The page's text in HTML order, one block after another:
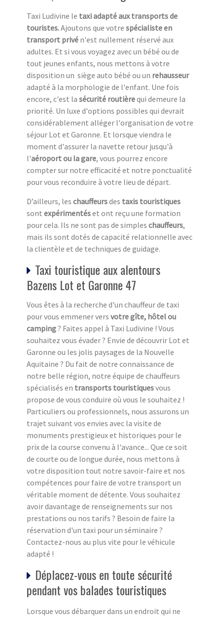
Taxi Ludivine le taxi adapté aux transports de
touristes.Ajoutons que votre spécialiste en
transport privé n'est nullement réservé aux
adultes. Et si vous voyagez avec un bébé ou de
tout jeunes enfants, nous mettons à votre
disposition un siège auto bébé ou un rehausseur
adapté à la morphologie de l'enfant. Une fois
encore, c'est la sécurité routièrequi demeure la
priorité. Un luxe d'options possibles qui devrait
considérablement alléger l'organisation de votre
séjour Lot et Garonne. Et lorsque viendra le
moment d'assurer la navette retour jusqu'à
l'aéroport ou la gare, vous pourrez encore
compter sur notre efficacité et notre ponctualité
pour vous reconduire à votre lieu de départ.
D’ailleurs, les chauffeursdes taxis touristiques
sont expérimentéset ont reçu une formation
pour cela. Ils ne sont pas de simples chauffeurs,
mais ils sont dotés de capacité relationnelle avec
la clientèle et de techniques de guidage.
Taxi touristique aux alentours
Bazens Lot et Garonne 47
Vous êtes à la recherche d'un chauffeur de taxi
pour vous emmener vers votre gîte, hôtel ou
camping? Faites appel à Taxi Ludivine ! Vous
souhaitez vous évader ? Envie de découvrir Lot et
Garonne ou les jolis paysages de la Nouvelle
Aquitaine ? Du fait de notre connaissance de
notre belle région, notre équipe de chauffeurs
spécialisés en transports touristiquesvous
propose de vous conduire où vous le souhaitez !
Particuliers ou professionnels, nous assurons un
trajet suivant vos envies avec la visite de
monuments prestigieux et historiques pour le
prix de la course convenu à l'avance... Que ce soit
de courte ou de longue durée, nous mettons à
votre disposition tout notre savoir-faire et nos
compétences pour faire de votre transport un
véritable moment de détente. Vous souhaitez
avoir davantage de renseignements sur nos
prestations ou nos tarifs ? Besoin de faire la
réservation d'un taxi pour un séminaire ?
Contactez-nous au plus vite pour le véhicule
adapté !
Déplacez-vous en toute sécurité
pendant vos balades touristiques
Lorsque vous débarquer dans un endroit qui ne